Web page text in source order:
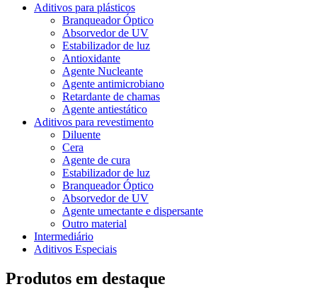
Aditivos para plásticos
Branqueador Óptico
Absorvedor de UV
Estabilizador de luz
Antioxidante
Agente Nucleante
Agente antimicrobiano
Retardante de chamas
Agente antiestático
Aditivos para revestimento
Diluente
Cera
Agente de cura
Estabilizador de luz
Branqueador Óptico
Absorvedor de UV
Agente umectante e dispersante
Outro material
Intermediário
Aditivos Especiais
Produtos em destaque